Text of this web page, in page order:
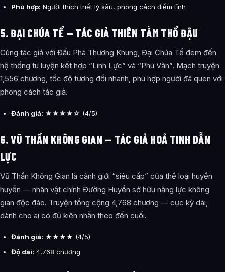
Phù hợp: Người thích triết lý sâu, phong cách điềm tĩnh
5. ĐẠI CHÚA TỂ — TÁC GIẢ THIÊN TẰM THỔ ĐẬU
Cùng tác giả với Đấu Phá Thương Khung, Đại Chúa Tể đem đến
hệ thống tu luyện kết hợp “Linh Lực” và “Phù Văn”. Mạch truyện
1,556 chương, tốc độ tương đối nhanh, phù hợp người đã quen với
phong cách tác giả.
Đánh giá: ★★★★☆ (4/5)
6. VŨ THẦN KHÔNG GIAN — TÁC GIẢ HOẢ TINH DẪN
LỰC
Vũ Thần Không Gian là cảnh giới “siêu cấp” của thể loại huyền
huyễn — nhân vật chính Đường Huyền sở hữu năng lực không
gian độc đáo. Truyện tổng cộng 4,768 chương — cực kỳ dài,
dành cho ai có đủ kiên nhẫn theo đến cuối.
Đánh giá: ★★★★ (4/5)
Độ dài: 4,768 chương